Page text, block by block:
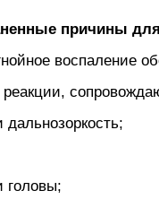
причины
воспаление
реакции,
дальнозоркость;
головы;